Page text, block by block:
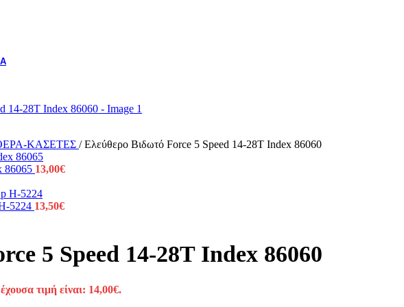
ΚΑΣΕΤΕΣ / Ελεύθερο Βιδωτό Force 5 Speed 14-28T Index 86060
86065 13,00€
5224 13,50€
5 Speed 14-28T Index 86060
τιμή είναι: 14,00€.